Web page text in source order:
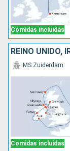
Comidas incluidas
REINO UNIDO,
Comidas incluidas
MS Zuiderdam